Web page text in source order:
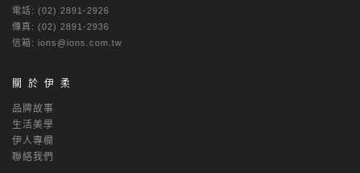
電話: (02) 2891-2926
傳真: (02) 2891-2936
信箱: ions@ions.com.tw
關於伊柔
品牌故事
生活美學
伊人專欄
聯絡我們